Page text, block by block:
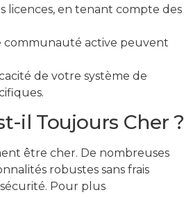
licences, en tenant compte des
active peuvent
de votre système de
il Toujours Cher ?
être cher. De nombreuses
robustes sans frais
Pour plus